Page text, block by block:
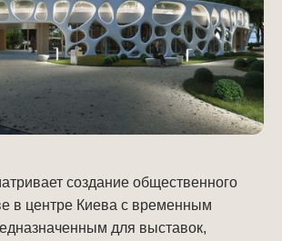
создание общественного
в центре Киева с временным
для выставок,